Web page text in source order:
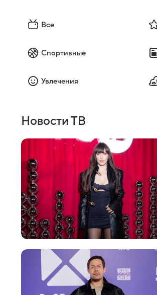
Все
Спортивные
Увлечения
Новости ТВ